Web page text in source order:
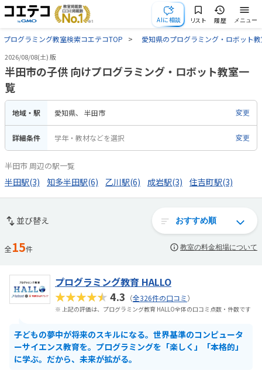
AIに相談 リスト 履歴 メニュー
プログラミング教室検索コエテコTOP 愛知県のプログラミング・ロボット
2026/08/08(土) 版
半田市の子供 向けプログラミング・ロボット教室一
覧
地域・駅 愛知県 半田市 変更
詳細条件 学年・教材などを選択 変更
半田市 周辺の駅一覧
半田駅(3) 知多半田駅(6) 乙川駅(6) 成岩駅(3) 住吉町駅(3)
並び替え
全15件 教室の料金相場について
プログラミング教育 HALLO
★★★★★4.3 （全326件の口コミ）
※ 上記の評価は、プログラミング教育 HALLO全体の口コミ点数・件数です
子どもの夢中が将来のスキルになる。世界基準のコンピュータ
ーサイエンス教育を。プログラミングを「楽しく」「本格的」
に学ぶ。だから、未来が拡がる。